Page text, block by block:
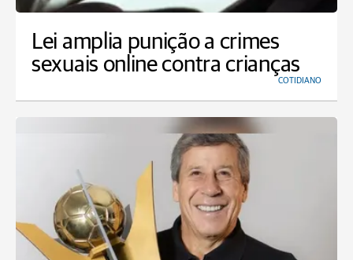
Lei amplia punição a crimes
sexuais online contra crianças
COTIDIANO